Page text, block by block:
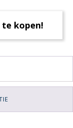
kopen!